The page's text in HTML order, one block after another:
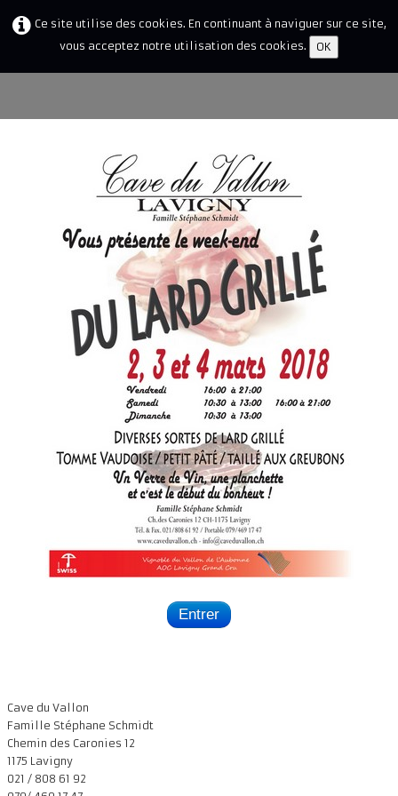
Ce site utilise des cookies. En continuant à naviguer sur ce site,
vous acceptez notre utilisation des cookies.
OK
Entrer
Cave du Vallon
Famille Stéphane Schmidt
Chemin des Caronies 12
1175 Lavigny
021 / 808 61 92